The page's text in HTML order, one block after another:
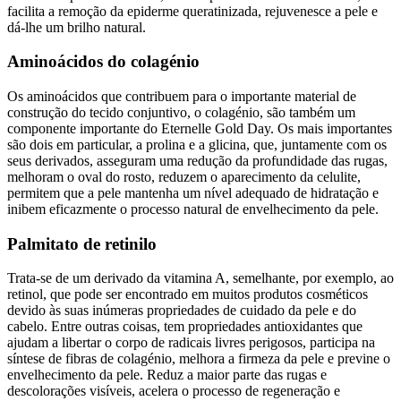
facilita a remoção da epiderme queratinizada, rejuvenesce a pele e
dá-lhe um brilho natural.
Aminoácidos do colagénio
Os aminoácidos que contribuem para o importante material de
construção do tecido conjuntivo, o colagénio, são também um
componente importante do Eternelle Gold Day. Os mais importantes
são dois em particular, a prolina e a glicina, que, juntamente com os
seus derivados, asseguram uma redução da profundidade das rugas,
melhoram o oval do rosto, reduzem o aparecimento da celulite,
permitem que a pele mantenha um nível adequado de hidratação e
inibem eficazmente o processo natural de envelhecimento da pele.
Palmitato de retinilo
Trata-se de um derivado da vitamina A, semelhante, por exemplo, ao
retinol, que pode ser encontrado em muitos produtos cosméticos
devido às suas inúmeras propriedades de cuidado da pele e do
cabelo. Entre outras coisas, tem propriedades antioxidantes que
ajudam a libertar o corpo de radicais livres perigosos, participa na
síntese de fibras de colagénio, melhora a firmeza da pele e previne o
envelhecimento da pele. Reduz a maior parte das rugas e
descolorações visíveis, acelera o processo de regeneração e